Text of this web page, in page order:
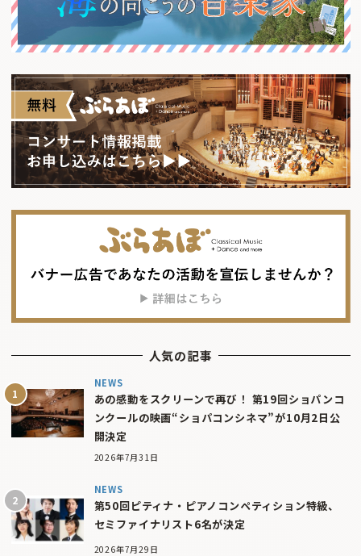
人気の記事
NEWS
あの感動をスクリーンで再び！ 第19回ショパンコ
ンクールの映画“ショパコンシネマ”が10月2日公
開決定
2026年7月31日
NEWS
第50回ピティナ・ピアノコンペティション特級、
セミファイナリスト6名が決定
2026年7月29日